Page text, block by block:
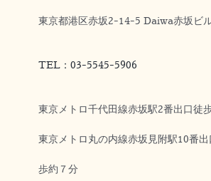
東京都港区赤坂2-14-5 Daiwa赤坂ビ
TEL：03-5545-5906
東京メトロ千代田線赤坂駅2番出口徒
東京メトロ丸の内線赤坂見附駅10番
歩約７分